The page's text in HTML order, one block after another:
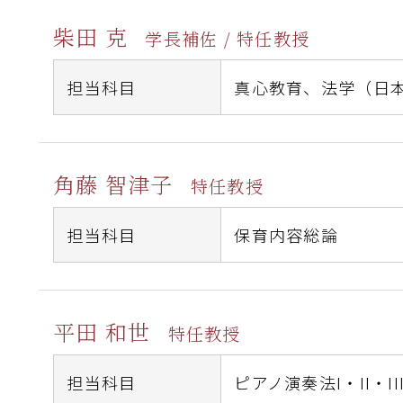
柴田 克 学長補佐 / 特任教授
担当科目 真心教育、 法学（日
角藤 智津子 特任教授
担当科目 保育内容総論
平田 和世 特任教授
担当科目 ピアノ演奏法I・II・